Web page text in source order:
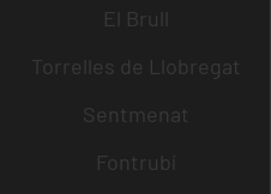
El Brull
Torrelles de Llobregat
Sentmenat
Fontrubí